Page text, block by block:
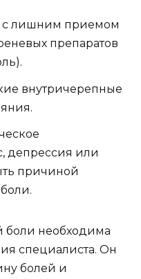
с лишним приемом
препаратов
внутричерепные
депрессия или
причиной
боли необходима
специалиста. Он
болей и